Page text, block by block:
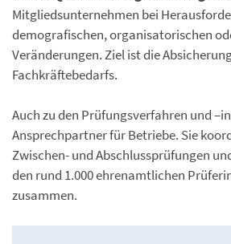
Mitgliedsunternehmen bei
demografischen, organisatorischen
Veränderungen. Ziel ist die
Fachkräftebedarfs.
Auch zu den Prüfungsverfahren und
Ansprechpartner für Betriebe. Sie
Zwischen- und Abschlussprüfungen
den rund 1.000 ehrenamtlichen
zusammen.